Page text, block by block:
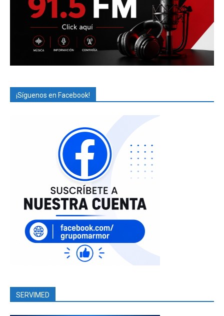
¡Síguenos en Facebook!
SERVIMED